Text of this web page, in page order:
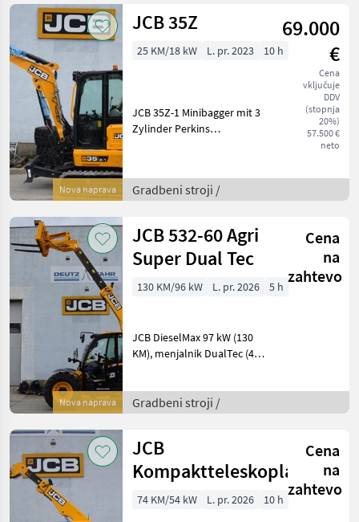
Nova naprava
JCB 35Z
69.000
€
Cena
vključuje
DDV
(stopnja
20%)
57.500 €
neto
25 KM/18 kW L. pr. 2023 10 h
JCB 35Z-1 Minibagger mit 3
Zylinder Perkins
633 Liter Hubraum max.18,
4kW (24, 7PS), 3500kg
Gradbeni stroji /
Nova naprava
JCB 532-60 Agri
Super Dual Tec
Cena
na
zahtevo
130 KM/96 kW L. pr. 2026 5 h
JCB DieselMax 97 kW (130
KM), menjalnik DualTec (40
Variflow črpalka, servo
krmilna palica, avtomatski
Gradbeni stroji /
JCB
Kompaktteleskoplader
Cena
na
zahtevo
74 KM/54 kW L. pr. 2026 10 h